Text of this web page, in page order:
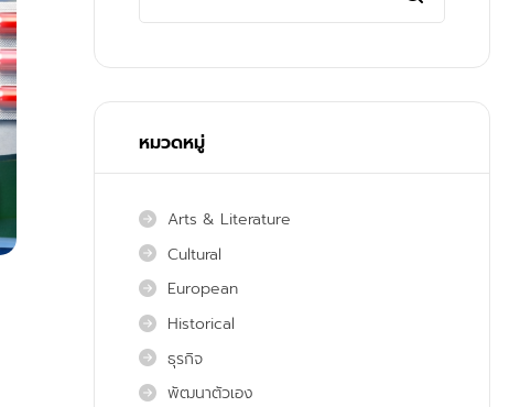
หมวดหมู่
Arts & Literature
Cultural
European
Historical
ธุรกิจ
พัฒนาตัวเอง